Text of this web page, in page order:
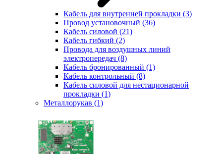
Кабель для внутренней прокладки (3)
Провод установочный (36)
Кабель силовой (21)
Кабель гибкий (2)
Провода для воздушных линий
электропередач (8)
Кабель бронированный (1)
Кабель контрольный (8)
Кабель силовой для нестационарной
прокладки (1)
Металлорукав (1)